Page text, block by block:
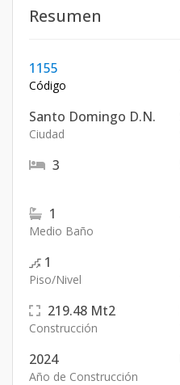
Resumen
1155
Código
Santo Domingo D.N.
Ciudad
3
1
Medio Baño
1
Piso/Nivel
219.48 Mt2
Construcción
2024
Año de Construcción